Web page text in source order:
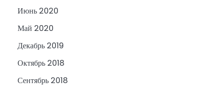
Июнь 2020
Май 2020
Декабрь 2019
Октябрь 2018
Сентябрь 2018